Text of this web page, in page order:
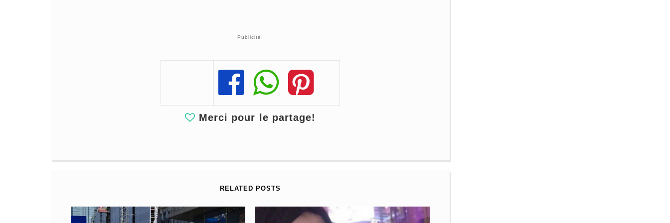
Publicité:
Share
Share
Share
Merci pour le partage!
RELATED POSTS